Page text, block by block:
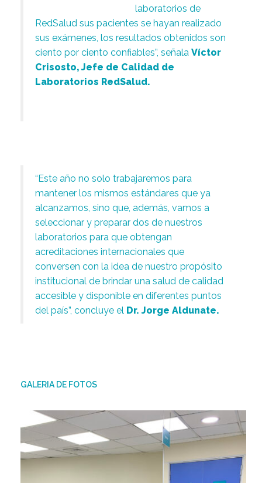
laboratorios de
RedSalud sus pacientes se hayan realizado
sus exámenes, los resultados obtenidos son
ciento por ciento confiables”, señala Víctor
Crisosto, Jefe de Calidad de
Laboratorios RedSalud.
“Este año no solo trabajaremos para
mantener los mismos estándares que ya
alcanzamos, sino que, además, vamos a
seleccionar y preparar dos de nuestros
laboratorios para que obtengan
acreditaciones internacionales que
conversen con la idea de nuestro propósito
institucional de brindar una salud de calidad
accesible y disponible en diferentes puntos
del país”, concluye el Dr. Jorge Aldunate.
GALERIA DE FOTOS